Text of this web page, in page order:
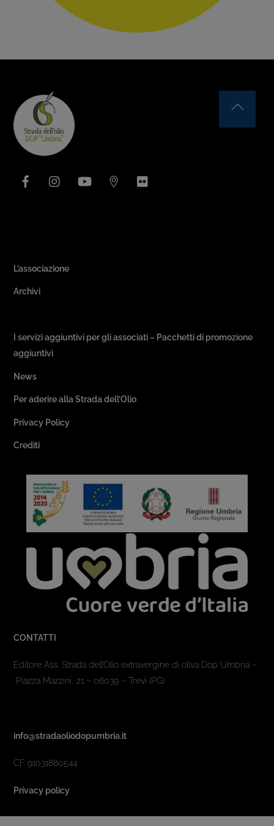
Facebook YouTube Issuu
L’associazione
Archivi
I servizi aggiuntivi per gli associati – Pacchetti di promozione
aggiuntivi
News
Per aderire alla Strada dell’Olio
Privacy Policy
Crediti
CONTATTI
Editore Ass. Strada dell’Olio extravergine di oliva Dop Umbria –
Piazza Mazzini, 21 – 06039 – Trevi (PG)
info@stradaoliodopumbria.it
CF. 91031880544
Privacy policy